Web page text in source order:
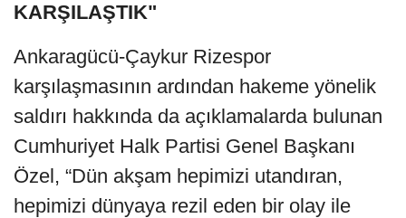
KARŞILAŞTIK"
Ankaragücü-Çaykur Rizespor
karşılaşmasının ardından hakeme yönelik
saldırı hakkında da açıklamalarda bulunan
Cumhuriyet Halk Partisi Genel Başkanı
Özel, “Dün akşam hepimizi utandıran,
hepimizi dünyaya rezil eden bir olay ile